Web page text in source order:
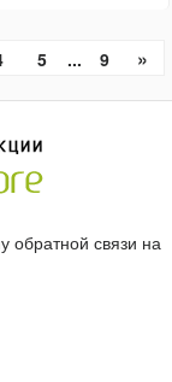
5 ... 9 »
обратной связи на